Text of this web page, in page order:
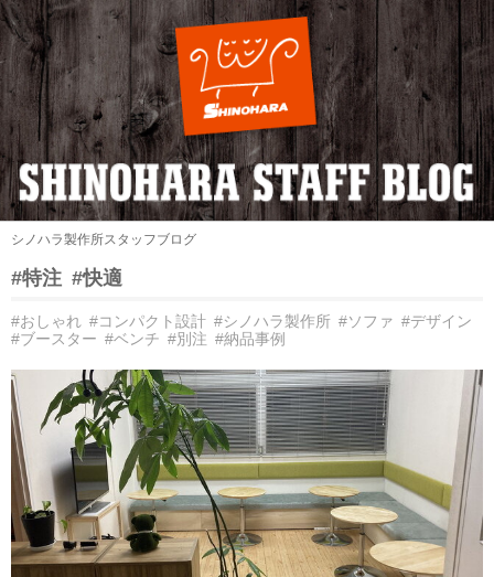
シノハラ製作所スタッフブログ
#特注 #快適
#おしゃれ #コンパクト設計 #シノハラ製作所 #ソファ #デザイン
#ブースター #ベンチ #別注 #納品事例